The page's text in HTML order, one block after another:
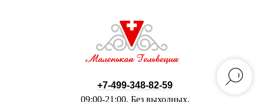
+7-499-348-82-59
09:00-21:00. Без выходных.